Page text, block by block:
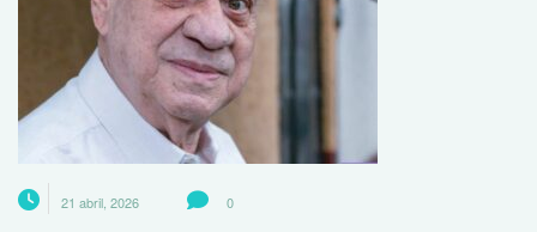
21 abril, 2026 0